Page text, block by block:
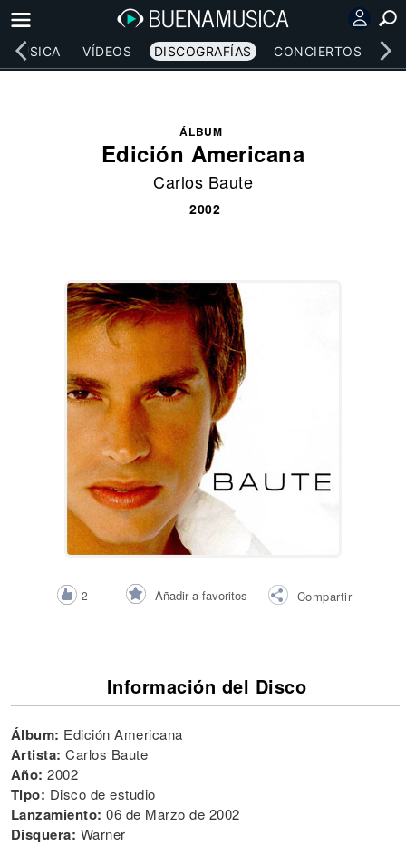
MÚSICA VÍDEOS DISCOGRAFÍAS CONCIERTOS
ÁLBUM
Edición Americana
Carlos Baute
2002
2 Añadir a favoritos Compartir
Información del Disco
Álbum: Edición Americana
Artista: Carlos Baute
Año: 2002
Tipo: Disco de estudio
Lanzamiento: 06 de Marzo de 2002
Disquera: Warner